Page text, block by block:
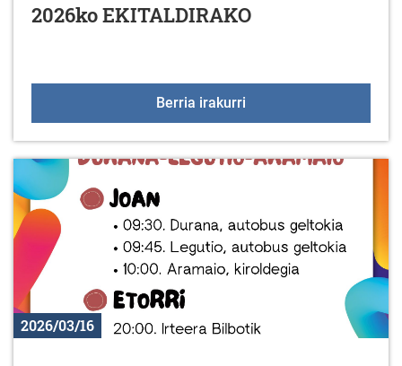
2026ko EKITALDIRAKO
Berria irakurri
2026/03/16